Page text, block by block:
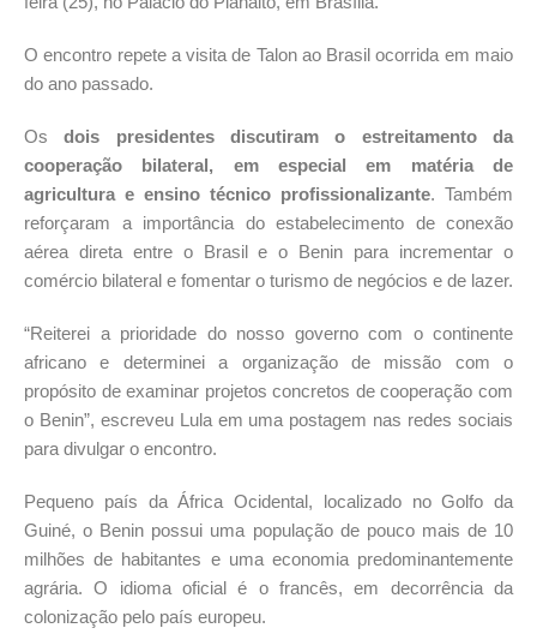
O encontro repete a visita de Talon ao Brasil ocorrida em maio
do ano passado.
Osdois presidentes discutiram o estreitamento da
cooperação bilateral, em especial em matéria de
agricultura e ensino técnico profissionalizante. Também
reforçaram a importância do estabelecimento de conexão
aérea direta entre o Brasil e o Benin para incrementar o
comércio bilateral e fomentar o turismo de negócios e de lazer.
“Reiterei a prioridade do nosso governo com o continente
africano e determinei a organização de missão com o
propósito de examinar projetos concretos de cooperação com
o Benin”, escreveu Lula em uma postagem nas redes sociais
para divulgar o encontro.
Pequeno país da África Ocidental, localizado no Golfo da
Guiné, o Benin possui uma população de pouco mais de 10
milhões de habitantes e uma economia predominantemente
agrária. O idioma oficial é o francês, em decorrência da
colonização pelo país europeu.